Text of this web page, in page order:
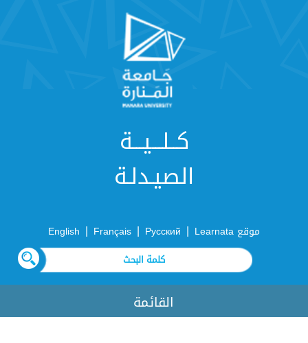
كــلـــيـــة
الصيـدلـة
موقع Learnata |
Русский
|
Français
|
English
القائمة